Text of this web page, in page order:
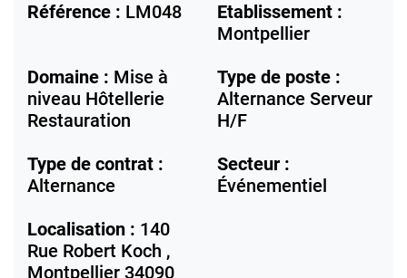
Référence : LM048
Etablissement :
Montpellier
Domaine : Mise à
niveau Hôtellerie
Restauration
Type de poste :
Alternance Serveur
H/F
Type de contrat :
Alternance
Secteur :
Événementiel
Localisation : 140
Rue Robert Koch ,
Montpellier 34090